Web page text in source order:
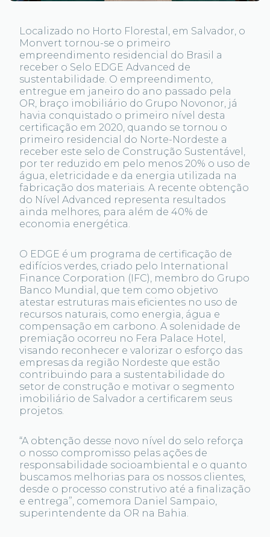
Localizado no Horto Florestal, em Salvador, o
Monvert tornou-se o primeiro
empreendimento residencial do Brasil a
receber o Selo EDGE Advanced de
sustentabilidade. O empreendimento,
entregue em janeiro do ano passado pela
OR, braço imobiliário do Grupo Novonor, já
havia conquistado o primeiro nível desta
certificação em 2020, quando se tornou o
primeiro residencial do Norte-Nordeste a
receber este selo de Construção Sustentável,
por ter reduzido em pelo menos 20% o uso de
água, eletricidade e da energia utilizada na
fabricação dos materiais. A recente obtenção
do Nível Advanced representa resultados
ainda melhores, para além de 40% de
economia energética.
O EDGE é um programa de certificação de
edifícios verdes, criado pelo International
Finance Corporation (IFC), membro do Grupo
Banco Mundial, que tem como objetivo
atestar estruturas mais eficientes no uso de
recursos naturais, como energia, água e
compensação em carbono. A solenidade de
premiação ocorreu no Fera Palace Hotel,
visando reconhecer e valorizar o esforço das
empresas da região Nordeste que estão
contribuindo para a sustentabilidade do
setor de construção e motivar o segmento
imobiliário de Salvador a certificarem seus
projetos.
“A obtenção desse novo nível do selo reforça
o nosso compromisso pelas ações de
responsabilidade socioambiental e o quanto
buscamos melhorias para os nossos clientes,
desde o processo construtivo até a finalização
e entrega”, comemora Daniel Sampaio,
superintendente da OR na Bahia.